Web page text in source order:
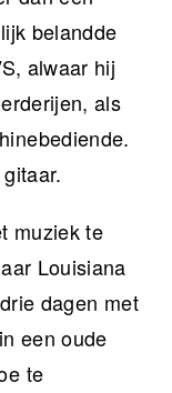
belandde
alwaar hij
als
muziek te
Louisiana
dagen met
een oude
te